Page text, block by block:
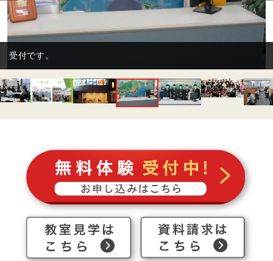
受付です。